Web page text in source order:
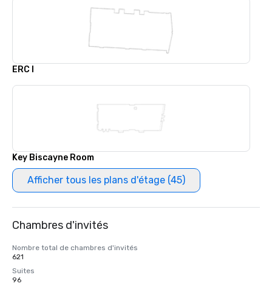
ERC I
Key Biscayne Room
Afficher tous les plans d'étage (45)
Chambres d'invités
Nombre total de chambres d'invités
621
Suites
96